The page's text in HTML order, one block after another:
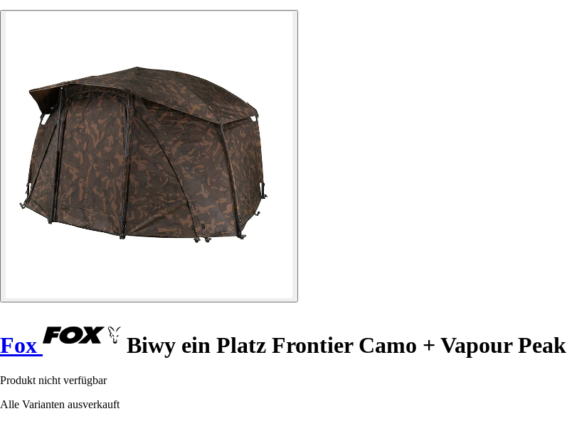
Fox Biwy ein Platz Frontier Camo + Vapour Peak
Produkt nicht verfügbar
Alle Varianten ausverkauft